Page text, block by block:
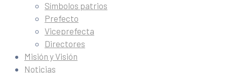
Símbolos patrios
Prefecto
Viceprefecta
Directores
Misión y Visión
Noticias